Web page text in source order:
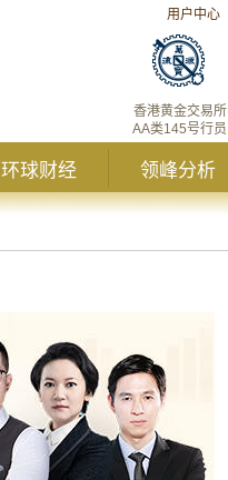
用户中心
香港黄金交易所
AA类145号行员
环球财经 领峰分析